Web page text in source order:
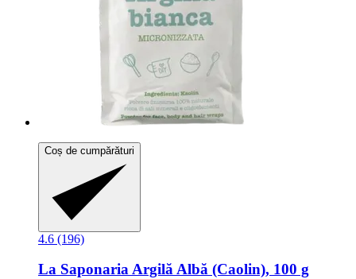
Coș de cumpărături
4.6 (196)
La SaponariaArgilă Albă (Caolin), 100 g